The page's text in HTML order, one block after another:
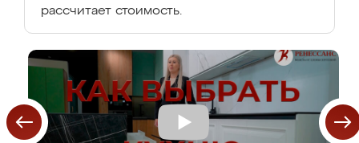
рассчитает стоимость.